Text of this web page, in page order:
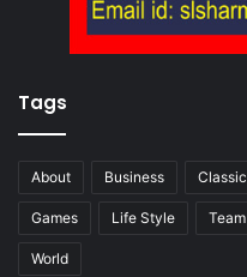
Tags
About Business Classic
Games Life Style Team
World